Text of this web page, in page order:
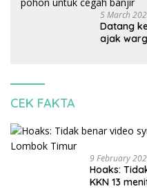
5 March
Datang
ajak
CEK FAKTA
9 February
Hoaks:
KKN 13